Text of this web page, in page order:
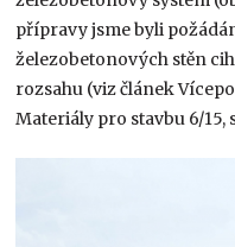
přípravy jsme byli
železobetonových stěn
rozsahu (viz článek
Materiály pro stavbu 6/15,